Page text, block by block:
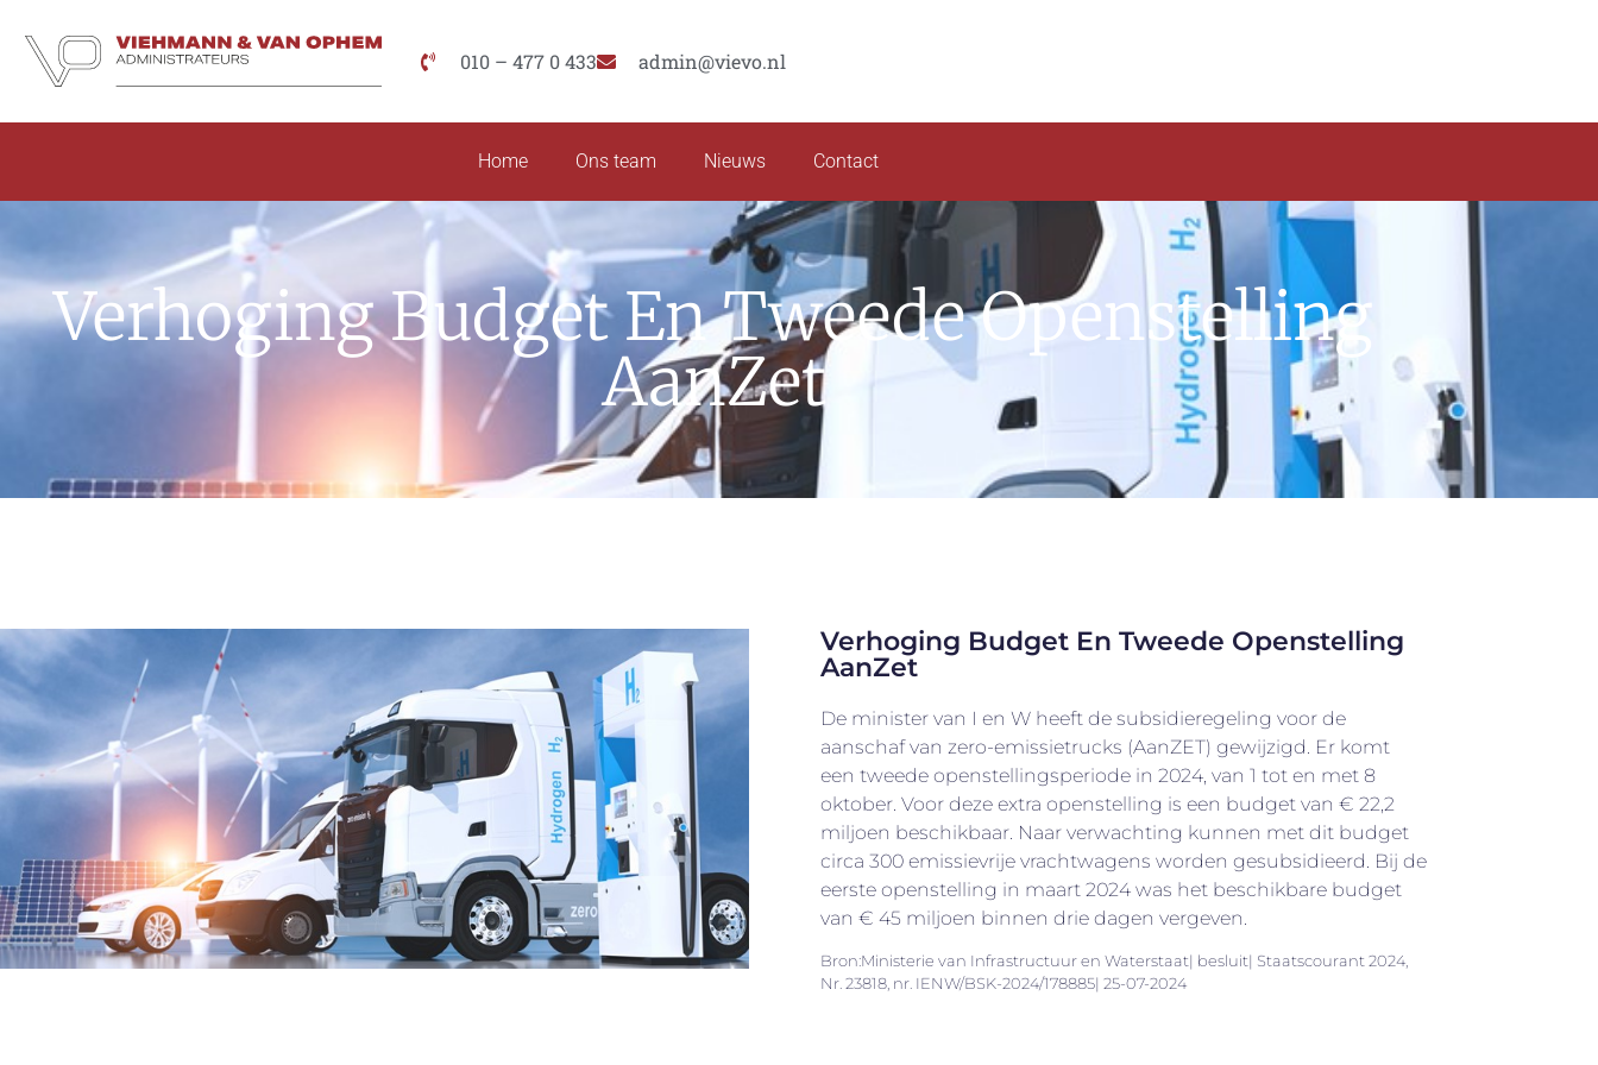
010 – 477 0 433 admin@vievo.nl
Home Ons team Nieuws Contact
Verhoging Budget En Tweede Openstelling
AanZet
Verhoging Budget En Tweede Openstelling
AanZet
De minister van I en W heeft de subsidieregeling voor de
aanschaf van zero-emissietrucks (AanZET) gewijzigd. Er komt
een tweede openstellingsperiode in 2024, van 1 tot en met 8
oktober. Voor deze extra openstelling is een budget van € 22,2
miljoen beschikbaar. Naar verwachting kunnen met dit budget
circa 300 emissievrije vrachtwagens worden gesubsidieerd. Bij de
eerste openstelling in maart 2024 was het beschikbare budget
van € 45 miljoen binnen drie dagen vergeven.
Bron:Ministerie van Infrastructuur en Waterstaat| besluit| Staatscourant 2024,
Nr. 23818, nr. IENW/BSK-2024/178885| 25-07-2024